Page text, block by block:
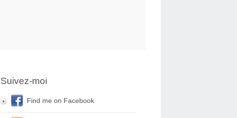
Suivez-moi
Find me on Facebook